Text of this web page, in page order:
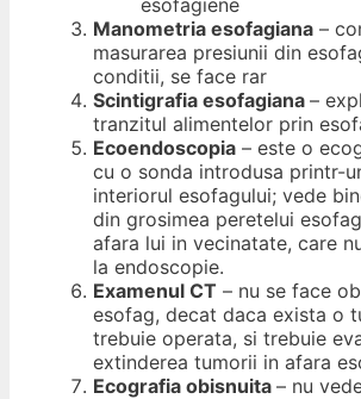
Manometria esofagiana –
masurarea presiunii din
conditii, se face rar
Scintigrafia esofagiana –
tranzitul alimentelor prin
Ecoendoscopia – este o
cu o sonda introdusa printr-
interiorul esofagului; vede
din grosimea peretelui
afara lui in vecinatate, care
la endoscopie.
Examenul CT – nu se face
esofag, decat daca exista o
trebuie operata, si trebuie
extinderea tumorii in afara
Ecografia obisnuita – nu